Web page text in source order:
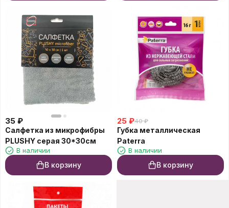
35 ₽
Салфетка из микрофибры
PLUSHY серая 30*30см
В наличии
В корзину
25 ₽40 ₽
Губка металлическая
Paterra
В наличии
В корзину